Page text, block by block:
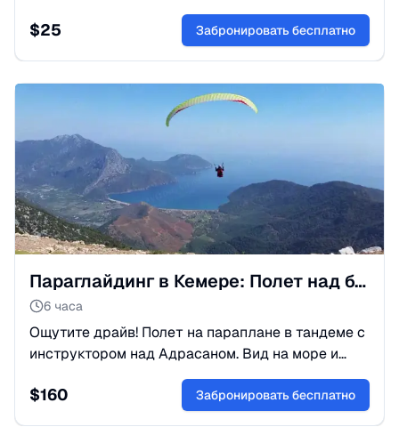
кристальная вода и нетронутая природа.
Морская прогулка из Кемера (50 км).
$25 Забронировать бесплатно
Параглайдинг в Кемере: Полет над бухтой Адрасан с горы
6 часа
Ощутите драйв! Полет на параплане в тандеме с
инструктором над Адрасаном. Вид на море и
горы с высоты 1000м. Видео полета и трансфер
из Кемера. Бронируйте!
$160 Забронировать бесплатно